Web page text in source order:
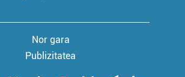
Nor gara
Publizitatea